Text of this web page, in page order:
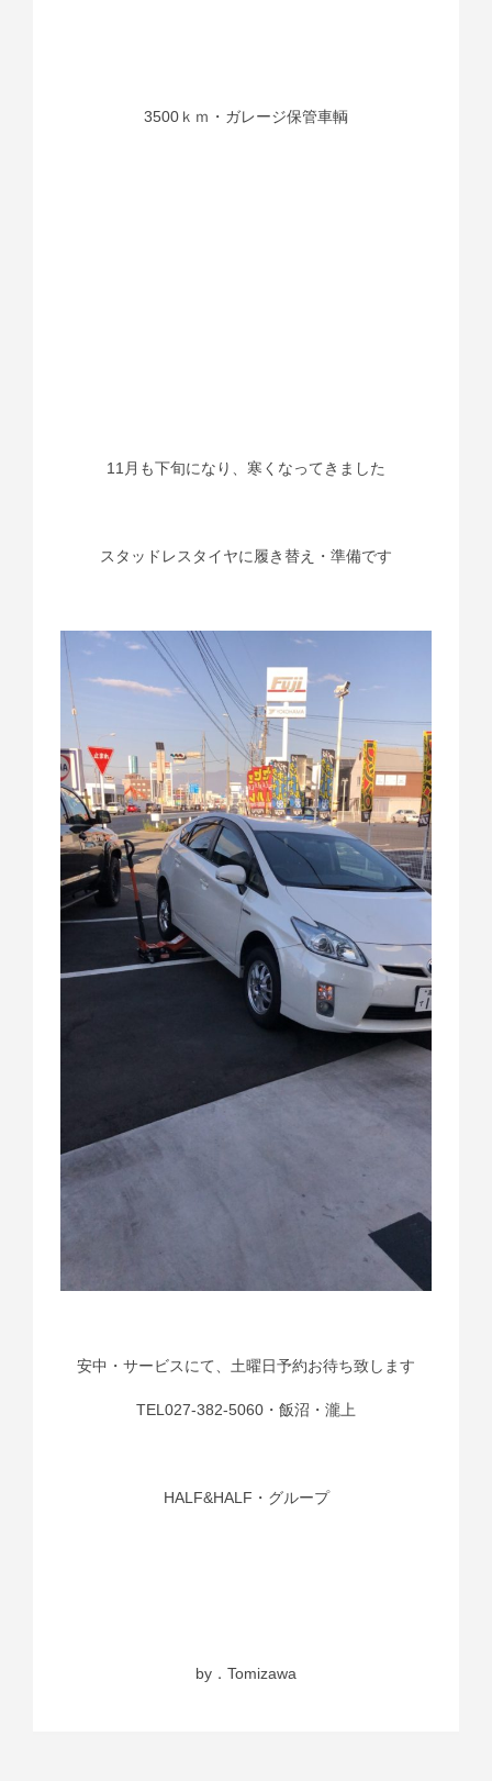
3500ｋｍ・ガレージ保管車輌
11月も下旬になり、寒くなってきました
スタッドレスタイヤに履き替え・準備です
安中・サービスにて、土曜日予約お待ち致します
TEL027-382-5060・飯沼・瀧上
HALF&HALF・グループ
by．Tomizawa